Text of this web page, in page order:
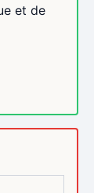
et de